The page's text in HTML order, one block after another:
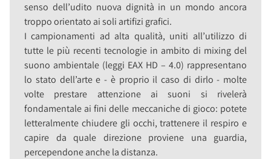
senso dell’udito nuova dignità in un mondo ancora
troppo orientato ai soli artifizi grafici.
I campionamenti ad alta qualità, uniti all’utilizzo di
tutte le più recenti tecnologie in ambito di mixing del
suono ambientale (leggi EAX HD – 4.0) rappresentano
lo stato dell’arte e - è proprio il caso di dirlo - molte
volte prestare attenzione ai suoni si rivelerà
fondamentale ai fini delle meccaniche di gioco: potete
letteralmente chiudere gli occhi, trattenere il respiro e
capire da quale direzione proviene una guardia,
percependone anche la distanza.